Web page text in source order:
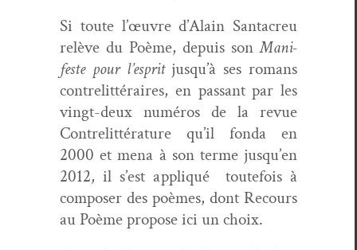
Si toute l’œu­vre d’Alain San­tacreu
relève du Poème, depuis sonMan­i­
feste pour l’e­spritjusqu’à ses romans
con­tre­lit­téraires, en pas­sant par les
vingt-deux numéros de la revue
Con­tre­lit­téra­ture qu’il fon­da en
2000 et mena à son terme jusqu’en
2012, il s’est appliqué toute­fois à
com­pos­er des poèmes, dont Recours
au Poème pro­pose ici un choix.